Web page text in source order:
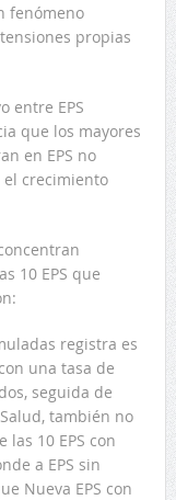
fenómeno
propias
entre EPS
que los mayores
en EPS no
crecimiento
10 EPS que
registra es
una tasa de
seguida de
también no
las 10 EPS con
a EPS sin
Nueva EPS con